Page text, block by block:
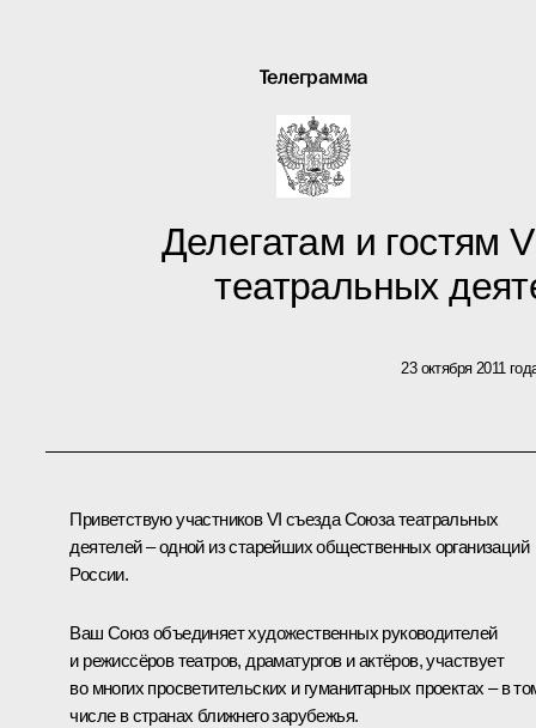
Телеграмма
Делегатам и гостям
театральных
23 октября 2011
Приветствую участников VI съезда Союза театральных
деятелей – одной из старейших общественных организаций
России.
Ваш Союз объединяет художественных руководителей
и режиссёров театров, драматургов и актёров, участвует
во многих просветительских и гуманитарных проектах – в
числе в странах ближнего зарубежья.